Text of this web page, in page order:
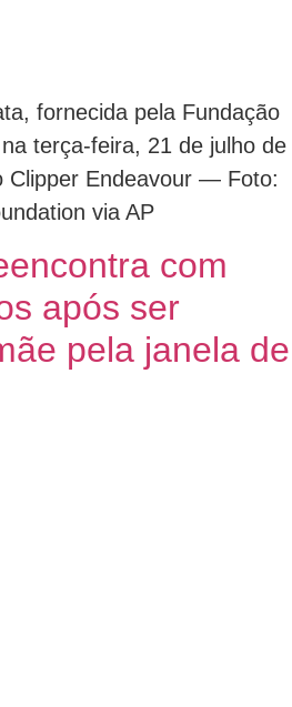
fornecida pela Fundação
terça-feira, 21 de julho de
Clipper Endeavour — Foto:
via AP
com
após ser
pela janela de